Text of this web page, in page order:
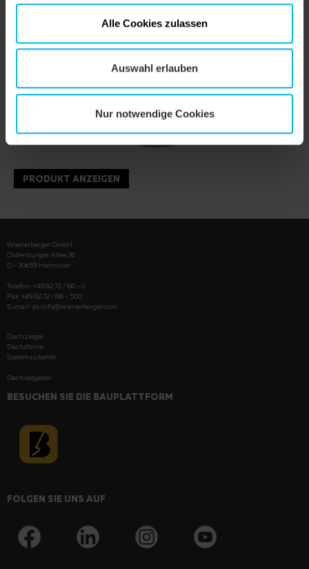
Alle Cookies zulassen
Auswahl erlauben
Nur notwendige Cookies
PRODUKT ANZEIGEN
Wienerberger GmbH
Oldenburger Allee 26
D - 30659 Hannover
Telefon: +49 82 72 / 86 - 0
Fax: +49 82 72 / 86 - 500
E-mail: de.info@wienerberger.com
Dachziegel
Dachsteine
Systemzubehör
Dachratgeber
BESUCHEN SIE DIE BAUPLATTFORM
FOLGEN SIE UNS AUF